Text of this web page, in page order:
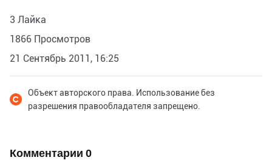
3 Лайка
1866 Просмотров
21 Сентябрь 2011, 16:25
Объект авторского права. Использование без
разрешения правообладателя запрещено.
Комментарии 0